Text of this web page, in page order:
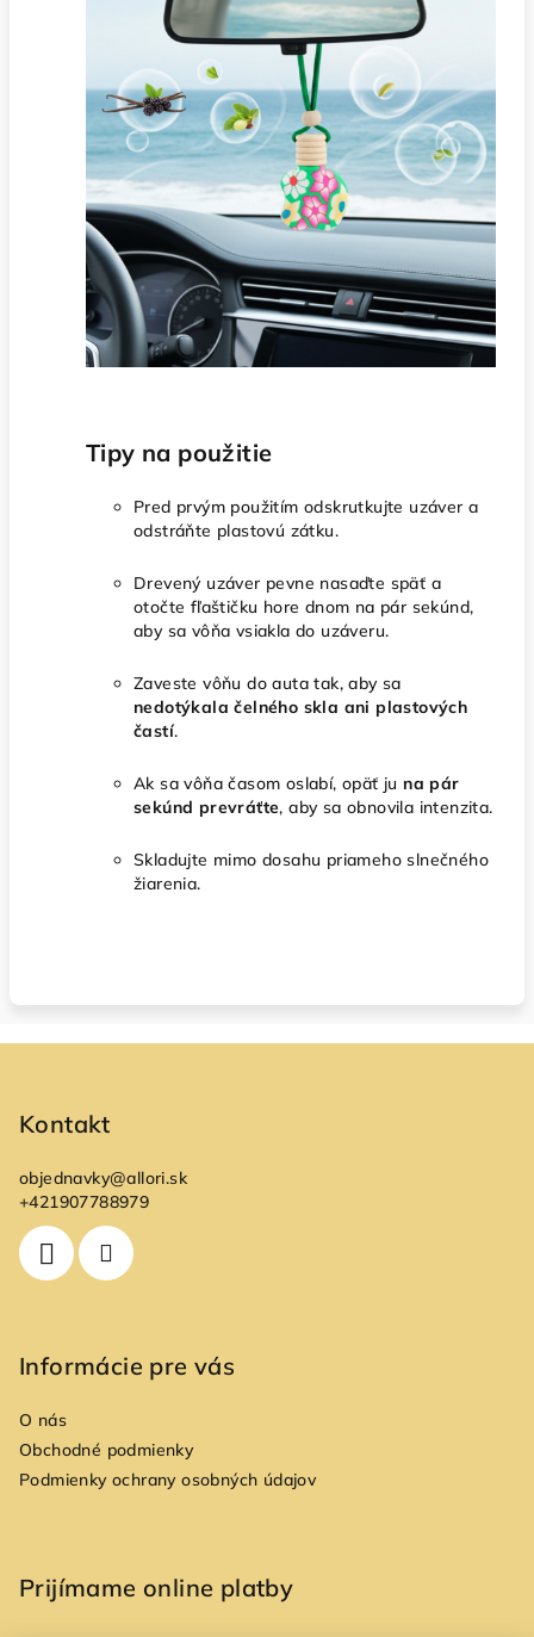
Tipy na použitie
Pred prvým použitím odskrutkujte uzáver a
odstráňte plastovú zátku.
Drevený uzáver pevne nasaďte späť a
otočte fľaštičku hore dnom na pár sekúnd,
aby sa vôňa vsiakla do uzáveru.
Zaveste vôňu do auta tak, aby sa
nedotýkala čelného skla ani plastových
častí.
Ak sa vôňa časom oslabí, opäť juna pár
sekúnd prevráťte, aby sa obnovila intenzita.
Skladujte mimo dosahu priameho slnečného
žiarenia.
Kontakt
objednavky@allori.sk
+421907788979
Informácie pre vás
O nás
Obchodné podmienky
Podmienky ochrany osobných údajov
Prijímame online platby